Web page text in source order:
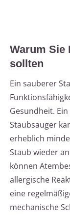
Warum Sie
sollten
Ein sauberer
Gesundheit.
Staubsauger
erheblich
Staub wieder
können
allergische
eine
mechanische